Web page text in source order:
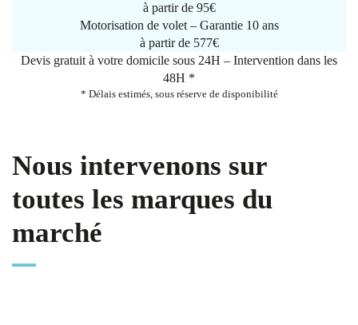
à partir de 95€
Motorisation de volet – Garantie 10 ans
à partir de 577€
Devis gratuit à votre domicile sous 24H – Intervention dans les
48H *
* Délais estimés, sous réserve de disponibilité
Nous intervenons sur
toutes les marques du
marché